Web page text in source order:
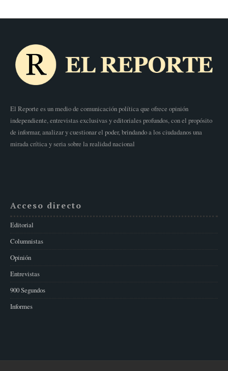
El Reporte es un medio de comunicación política que ofrece opinión
independiente, entrevistas exclusivas y editoriales profundos, con el propósito
de informar, analizar y cuestionar el poder, brindando a los ciudadanos una
mirada crítica y seria sobre la realidad nacional
Acceso directo
Editorial
Columnistas
Opinión
Entrevistas
900 Segundos
Informes